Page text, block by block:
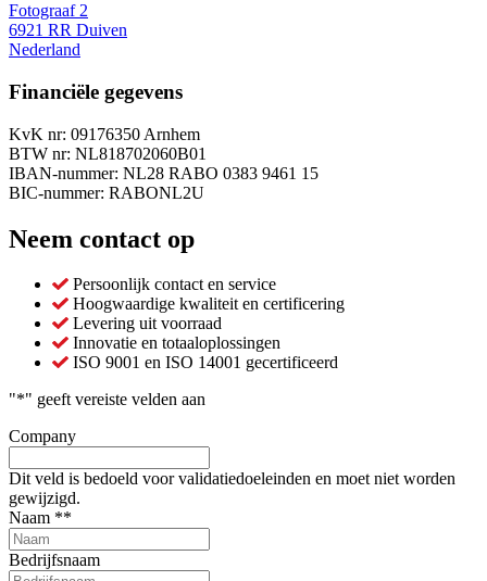
Fotograaf 2
6921 RR Duiven
Nederland
Financiële gegevens
KvK nr: 09176350 Arnhem
BTW nr: NL818702060B01
IBAN-nummer: NL28 RABO 0383 9461 15
BIC-nummer: RABONL2U
Neem contact op
Persoonlijk contact en service
Hoogwaardige kwaliteit en certificering
Levering uit voorraad
Innovatie en totaaloplossingen
ISO 9001 en ISO 14001 gecertificeerd
"*" geeft vereiste velden aan
Company
Dit veld is bedoeld voor validatiedoeleinden en moet niet worden
gewijzigd.
Naam **
Bedrijfsnaam